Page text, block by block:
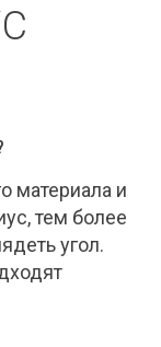
материала и
тем более
угол.